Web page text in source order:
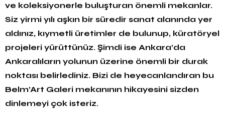
ve koleksiyonerle buluşturan önemli mekanlar.
Siz yirmi yılı aşkın bir süredir sanat alanında yer
aldınız, kıymetli üretimler de bulunup, küratöryel
projeleri yürüttünüz. Şimdi ise Ankara’da
Ankaralıların yolunun üzerine önemli bir durak
noktası belirlediniz. Bizi de heyecanlandıran bu
Belm’Art Galeri mekanının hikayesini sizden
dinlemeyi çok isteriz.